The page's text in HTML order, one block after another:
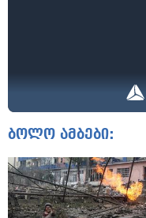
ბოლო ამბები: